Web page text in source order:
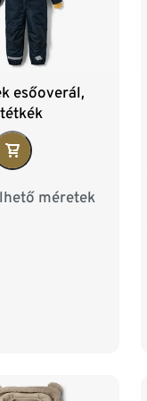
esőoverál,
méretek
86/92